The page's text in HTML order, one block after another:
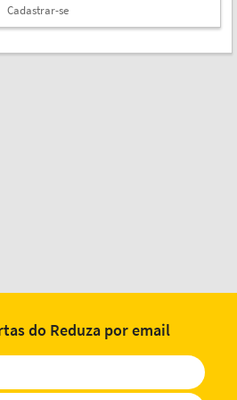
Cadastrar-se
do Reduza por email